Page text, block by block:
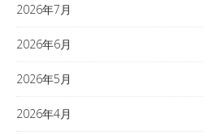
2026年7月
2026年6月
2026年5月
2026年4月